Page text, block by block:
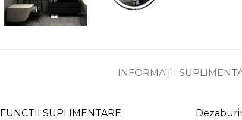
INFORMAȚII
FUNCTII SUPLIMENTARE